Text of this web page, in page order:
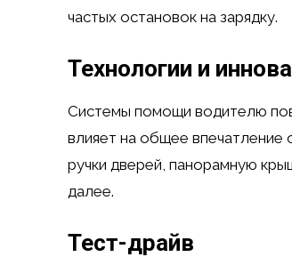
частых остановок на зарядку.
Технологии и
Системы помощи водителю
влияет на общее
ручки дверей, панорамную
далее.
Тест-драйв